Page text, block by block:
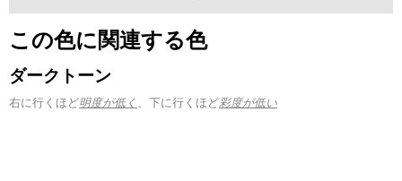
この色に関連する色
ダークトーン
右に行くほど明度が低く 、下に行くほど彩度が低い